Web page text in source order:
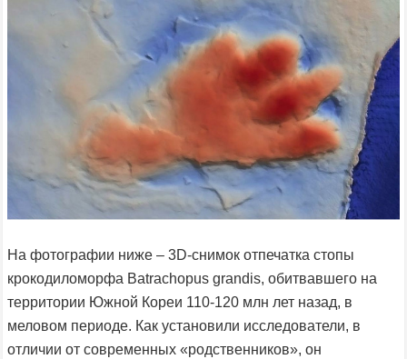
На фотографии ниже – 3D-снимок отпечатка стопы
крокодиломорфа Batrachopus grandis, обитвавшего на
территории Южной Кореи 110-120 млн лет назад, в
меловом периоде. Как установили исследователи, в
отличии от современных «родственников», он